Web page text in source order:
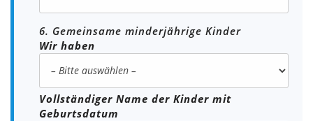
6. Gemeinsame minderjährige Kinder
Wir haben
Vollständiger Name der Kinder mit
Geburtsdatum